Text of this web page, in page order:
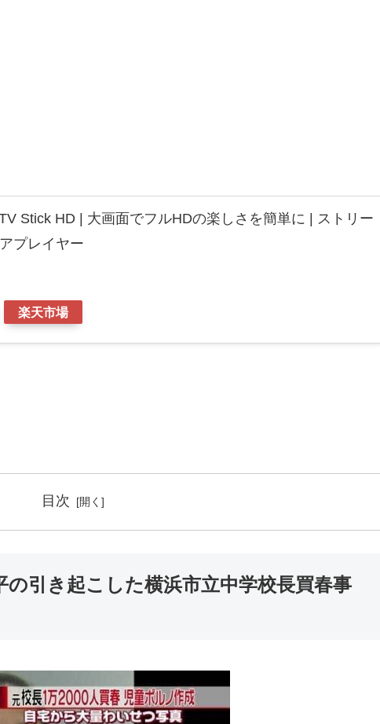
Stick HD | 大画面でフルHDの楽しさを簡単に | ストリー
プレイヤー
楽天市場
目次
の引き起こした横浜市立中学校長買春事